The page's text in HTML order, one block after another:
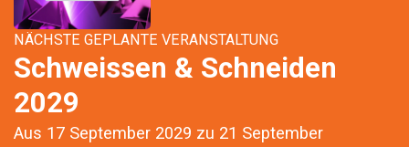
NÄCHSTE GEPLANTE VERANSTALTUNG
Schweissen & Schneiden
2029
Aus 17 September 2029 zu 21 September